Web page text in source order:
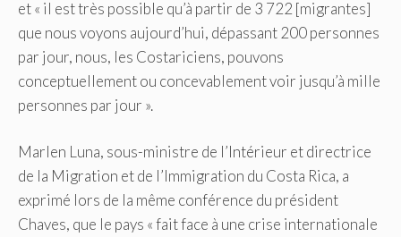
et « il est très possible qu’à partir de 3 722 [migrantes]
que nous voyons aujourd’hui, dépassant 200 personnes
par jour, nous, les Costariciens, pouvons
conceptuellement ou concevablement voir jusqu’à mille
personnes par jour ».
Marlen Luna, sous-ministre de l’Intérieur et directrice
de la Migration et de l’Immigration du Costa Rica, a
exprimé lors de la même conférence du président
Chaves, que le pays « fait face à une crise internationale